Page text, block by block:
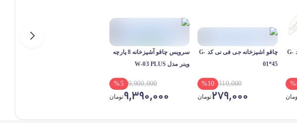
چاقو اشپزخانه جی فی نی کد G-
%
چاقو اشپزخانه جی فی نی کد G-
01*45
310,000
%10
279,000تومان
سرویس چاقو آشپزخانه 8 پارچه
وینر مدل W-03 PLUS
9,900,000
%5
9,390,000تومان